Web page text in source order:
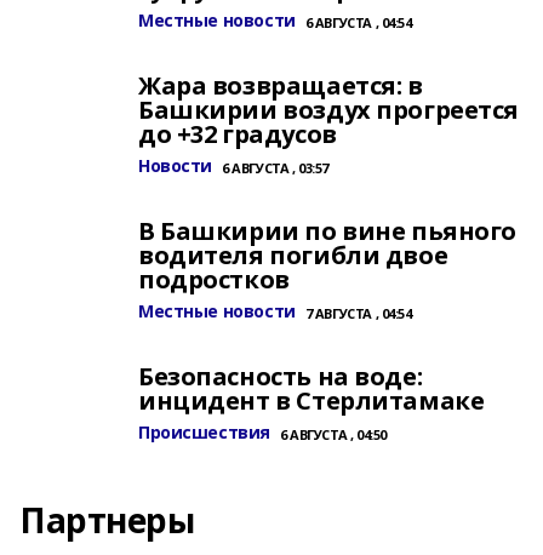
Местные новости 6 АВГУСТА , 04:54
Жара возвращается: в
Башкирии воздух прогреется
до +32 градусов
Новости 6 АВГУСТА , 03:57
В Башкирии по вине пьяного
водителя погибли двое
подростков
Местные новости 7 АВГУСТА , 04:54
Безопасность на воде:
инцидент в Стерлитамаке
Происшествия 6 АВГУСТА , 04:50
Партнеры